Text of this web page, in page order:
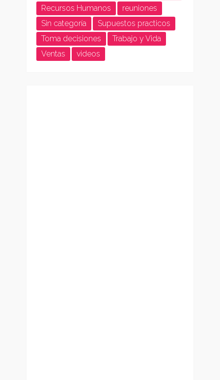
Recursos Humanos
reuniones
Sin categoría
Supuestos practicos
Toma decisiones
Trabajo y Vida
Ventas
videos